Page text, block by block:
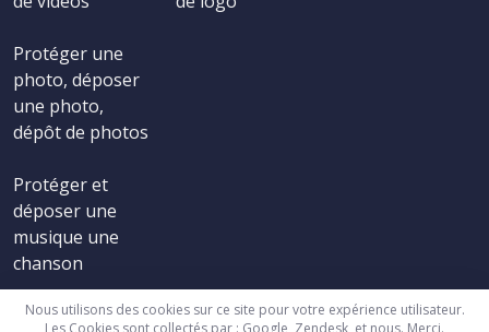
Protéger une
photo, déposer
une photo,
dépôt de photos
Protéger et
déposer une
musique une
chanson
Nous utilisons des cookies sur ce site pour votre expérience utilisateur.
Les Cookies sont collectés par : Google, Zendesk, et nous. Merci.